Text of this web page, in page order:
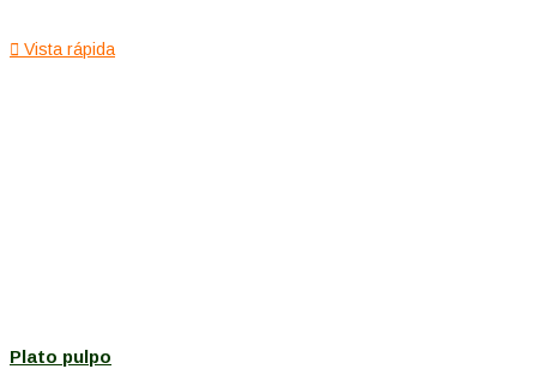
 Vista rápida
Plato pulpo